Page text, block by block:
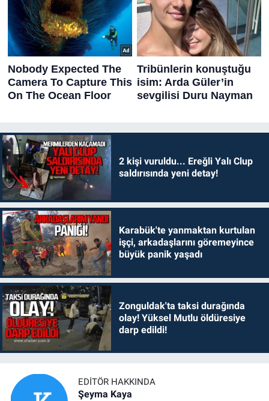
2 kişi vuruldu... Ereğli Yalı Clup
saldırısında yeni detay!
Karabük'te yanmaktan kurtulan
işçi, arkadaşlarını göremeyince
büyük panik yaşadı
Zonguldak'ta taksi durağında
olay! Yüksel Mutlu öldüresiye
darp edildi!
EDITÖR HAKKINDA
Şeyma Kaya